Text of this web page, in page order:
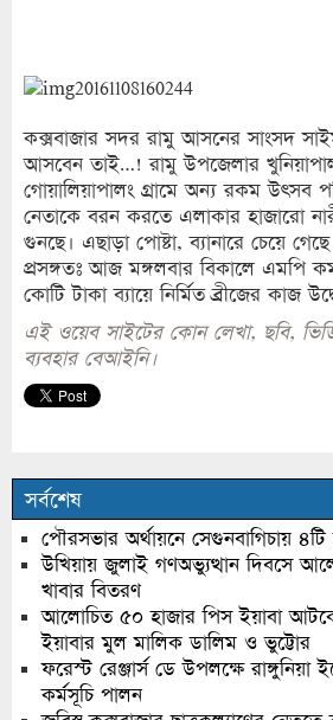
কক্সবাজার সদর রামু আসনের সাংসদ
আসবেন তাই…! রামু উপজেলার
গোয়ালিয়াপালং গ্রামে অন্য রকম উৎসব
নেতাকে বরন করতে এলাকার হাজারো
গুনছে। এছাড়া পোষ্টা, ব্যানারে চেয়ে
প্রসঙ্গতঃ আজ মঙ্গলবার বিকালে এমপি
কোটি টাকা ব্যায়ে নির্মিত ব্রীজের কাজ
এই ওয়েব সাইটের কোন লেখা, ছবি,
ব্যবহার বেআইনি।
সর্বশেষ
পৌরসভার অর্থায়নে সেগুনবাগিচায় ৪টি
উখিয়ায় জুলাই গণঅভ্যুত্থান দিবসে
খাবার বিতরণ
আলোচিত ৫০ হাজার পিস ইয়াবা
ইয়াবার মুল মালিক ডালিম ও ভুট্টোর
ফরেস্ট রেঞ্জার্স ডে উপলক্ষে রাঙ্গুনিয়া
কর্মসূচি পালন